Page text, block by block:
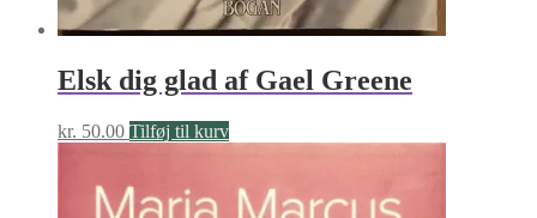
Elsk dig glad af Gael Greene
kr. 50.00 Tilføj til kurv